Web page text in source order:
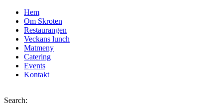
Hem
Om Skroten
Restaurangen
Veckans lunch
Matmeny
Catering
Events
Kontakt
Search: